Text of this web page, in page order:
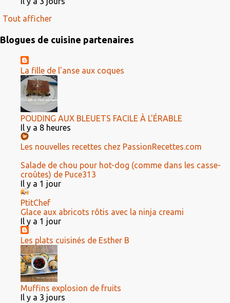
Tout afficher
Blogues de cuisine partenaires
La fille de l'anse aux coques
POUDING AUX BLEUETS FACILE À L'ÉRABLE
Il y a 8 heures
Les nouvelles recettes chez PassionRecettes.com
Salade de chou pour hot-dog (comme dans les casse-
croûtes) de Puce313
Il y a 1 jour
PtitChef
Glace aux abricots rôtis avec la ninja creami
Il y a 1 jour
Les plats cuisinés de Esther B
Muffins explosion de fruits
Il y a 3 jours